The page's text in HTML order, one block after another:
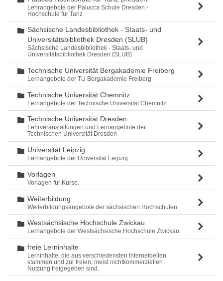
Lehrangebote der Palucca Schule Dresden -
Hochschule für Tanz
Ordner
Sächsische Landesbibliothek - Staats- und
Universitätsbibliothek Dresden (SLUB)
Sächsische Landesbibliothek - Staats- und
Universitätsbibliothek Dresden (SLUB)
Ordner
Technische Universität Bergakademie Freiberg
Lernangebote der TU Bergakademie Freiberg
Ordner
Technische Universität Chemnitz
Lernangebote der Technische Universität Chemnitz
Ordner
Technische Universität Dresden
Lehrveranstaltungen und Lernangebote der
Technischen Universität Dresden
Ordner
Universität Leipzig
Lernangebote der Universität Leipzig
Ordner
Vorlagen
Vorlagen für Kurse.
Ordner
Weiterbildung
Weiterbildungsangebote der sächsischen Hochschulen
Ordner
Westsächsische Hochschule Zwickau
Lernangebote der Westsächsische Hochschule Zwickau
Ordner
freie Lerninhalte
Lerninhalte, die aus verschiedensten Internetqellen
stammen und zur freien, meist nichtkommerziellen
Nutzung freigegeben sind.